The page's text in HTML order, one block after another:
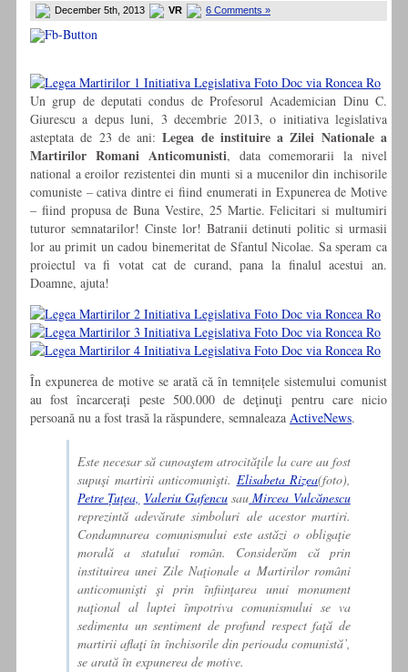
December 5th, 2013 VR 6 Comments »
Un grup de deputati condus de Profesorul Academician Dinu C.
Giurescu a depus luni, 3 decembrie 2013, o initiativa legislativa
asteptata de 23 de ani:Legea de instituire a Zilei Nationale a
Martirilor Romani Anticomunisti, data comemorarii la nivel
national a eroilor rezistentei din munti si a mucenilor din inchisorile
comuniste – cativa dintre ei fiind enumerati in Expunerea de Motive
– fiind propusa de Buna Vestire, 25 Martie. Felicitari si multumiri
tuturor semnatarilor! Cinste lor! Batranii detinuti politic si urmasii
lor au primit un cadou binemeritat de Sfantul Nicolae. Sa speram ca
proiectul va fi votat cat de curand, pana la finalul acestui an.
Doamne, ajuta!
În expunerea de motive se arată că în temnițele sistemului comunist
au fost încarcerați peste 500.000 de deţinuţi pentru care nicio
persoană nu a fost trasă la răspundere, semnaleaza ActiveNews.
Este necesar să cunoaştem atrocităţile la care au fost
supuşi martirii anticomunişti. Elisabeta Rizea(foto),
Petre Țuţea, Valeriu Gafencu sau Mircea Vulcănescu
reprezintă adevărate simboluri ale acestor martiri.
Condamnarea comunismului este astăzi o obligaţie
morală a statului român. Considerăm că prin
instituirea unei Zile Naţionale a Martirilor români
anticomunişti şi prin înfiinţarea unui monument
naţional al luptei împotriva comunismului se va
sedimenta un sentiment de profund respect faţă de
martirii aflaţi în închisorile din perioada comunistă’,
se arată în expunerea de motive.